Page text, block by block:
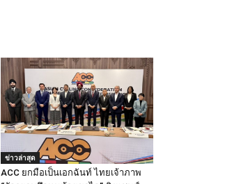
ข่าวล่าสุด
ACC ยกมือเป็นเอกฉันท์ ไทยเจ้าภาพ